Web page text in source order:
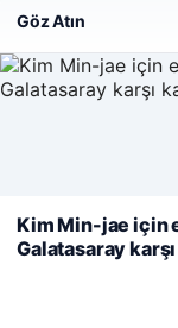
Cengiz Sigorta
Web sitemizi nasıl
kullanıyoruz.
Çerez
Reddet
Göz Atın
Kim Min-jae için
Galatasaray